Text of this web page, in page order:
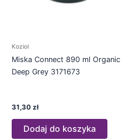
Koziol
Miska Connect 890 ml Organic
Deep Grey 3171673
31,30 zł
Dodaj do koszyka